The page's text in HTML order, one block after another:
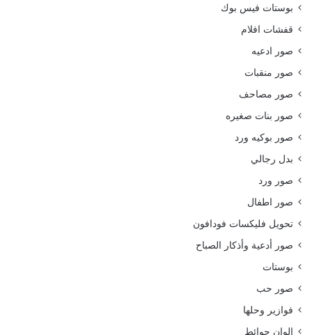
بوستات فيس بوك
قفشات افلام
صور ادعيه
صور منقبات
صور مصاحف
صور بنات صغيره
صور بوكيه ورد
بدل رجالي
صور ورد
صور اطفال
تحويل فليكسات فودافون
صور أدعية وأذكار الصباح
بوستات
صور حب
فوازير وحلها
الوان حوائط